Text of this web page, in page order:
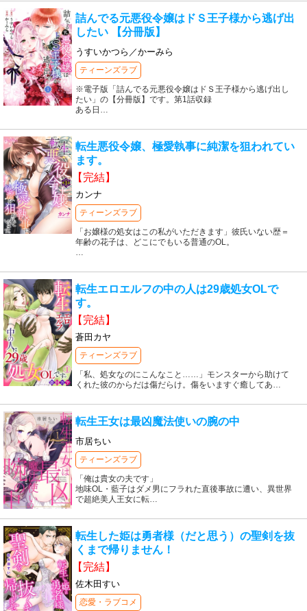
詰んでる元悪役令嬢はドＳ王子様から逃げ出
したい 【分冊版】
うすいかつら／かーみら
ティーンズラブ
※電子版「詰んでる元悪役令嬢はドＳ王子様から逃げ出し
たい」の【分冊版】です。第1話収録
ある日 …
転生悪役令嬢、極愛執事に純潔を狙われてい
ます。
【完結】
カンナ
ティーンズラブ
「お嬢様の処女はこの私がいただきます」彼氏いない歴＝
年齢の花子は、どこにでもいる普通のOL。
…
転生エロエルフの中の人は29歳処女OLで
す。
【完結】
蒼田カヤ
ティーンズラブ
「私、処女なのにこんなこと……」モンスターから助けて
くれた彼のからだは傷だらけ。傷をいますぐ癒してあ…
転生王女は最凶魔法使いの腕の中
市居ちい
ティーンズラブ
「俺は貴女の夫です」
地味OL・藍子はダメ男にフラれた直後事故に遭い、異世界
で超絶美人王女に転…
転生した姫は勇者様（だと思う）の聖剣を抜
くまで帰りません！
【完結】
佐木田すい
恋愛・ラブコメ